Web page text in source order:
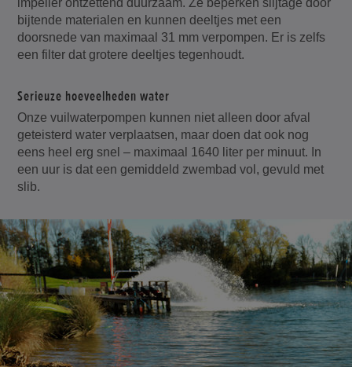
impeller ontzettend duurzaam. Ze beperken slijtage door
bijtende materialen en kunnen deeltjes met een
doorsnede van maximaal 31 mm verpompen. Er is zelfs
een filter dat grotere deeltjes tegenhoudt.
Serieuze hoeveelheden water
Onze vuilwaterpompen kunnen niet alleen door afval
geteisterd water verplaatsen, maar doen dat ook nog
eens heel erg snel – maximaal 1640 liter per minuut. In
een uur is dat een gemiddeld zwembad vol, gevuld met
slib.